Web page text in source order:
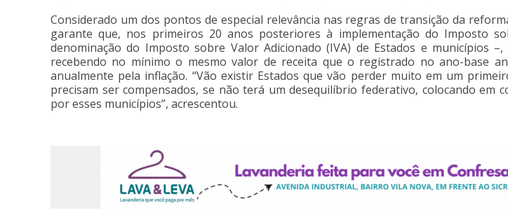
Considerado um dos pontos de especial relevância nas regras de transição da
garante que, nos primeiros 20 anos posteriores à implementação do Imposto
denominação do Imposto sobre Valor Adicionado (IVA) de Estados e municípios
recebendo no mínimo o mesmo valor de receita que o registrado no ano-base
anualmente pela inflação. “Vão existir Estados que vão perder muito em um
precisam ser compensados, se não terá um desequilíbrio federativo, colocando em
por esses municípios”, acrescentou.